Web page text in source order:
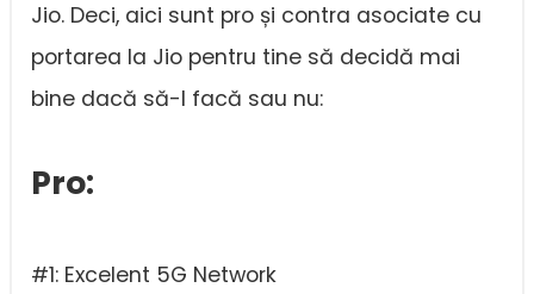
Jio. Deci, aici sunt pro și contra asociate cu
portarea la Jio pentru tine să decidă mai
bine dacă să-l facă sau nu:
Pro:
#1: Excelent 5G Network